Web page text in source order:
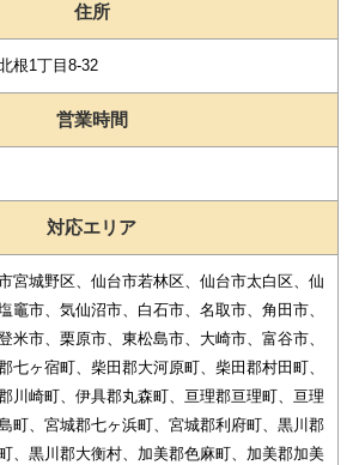
住所
根1丁目8-32
営業時間
対応エリア
宮城野区、仙台市若林区、仙台市太白区、仙
竈市、気仙沼市、白石市、名取市、角田市、
米市、栗原市、東松島市、大崎市、富谷市、
七ヶ宿町、柴田郡大河原町、柴田郡村田町、
川崎町、伊具郡丸森町、亘理郡亘理町、亘理
町、宮城郡七ヶ浜町、宮城郡利府町、黒川郡
、黒川郡大衡村、加美郡色麻町、加美郡加美